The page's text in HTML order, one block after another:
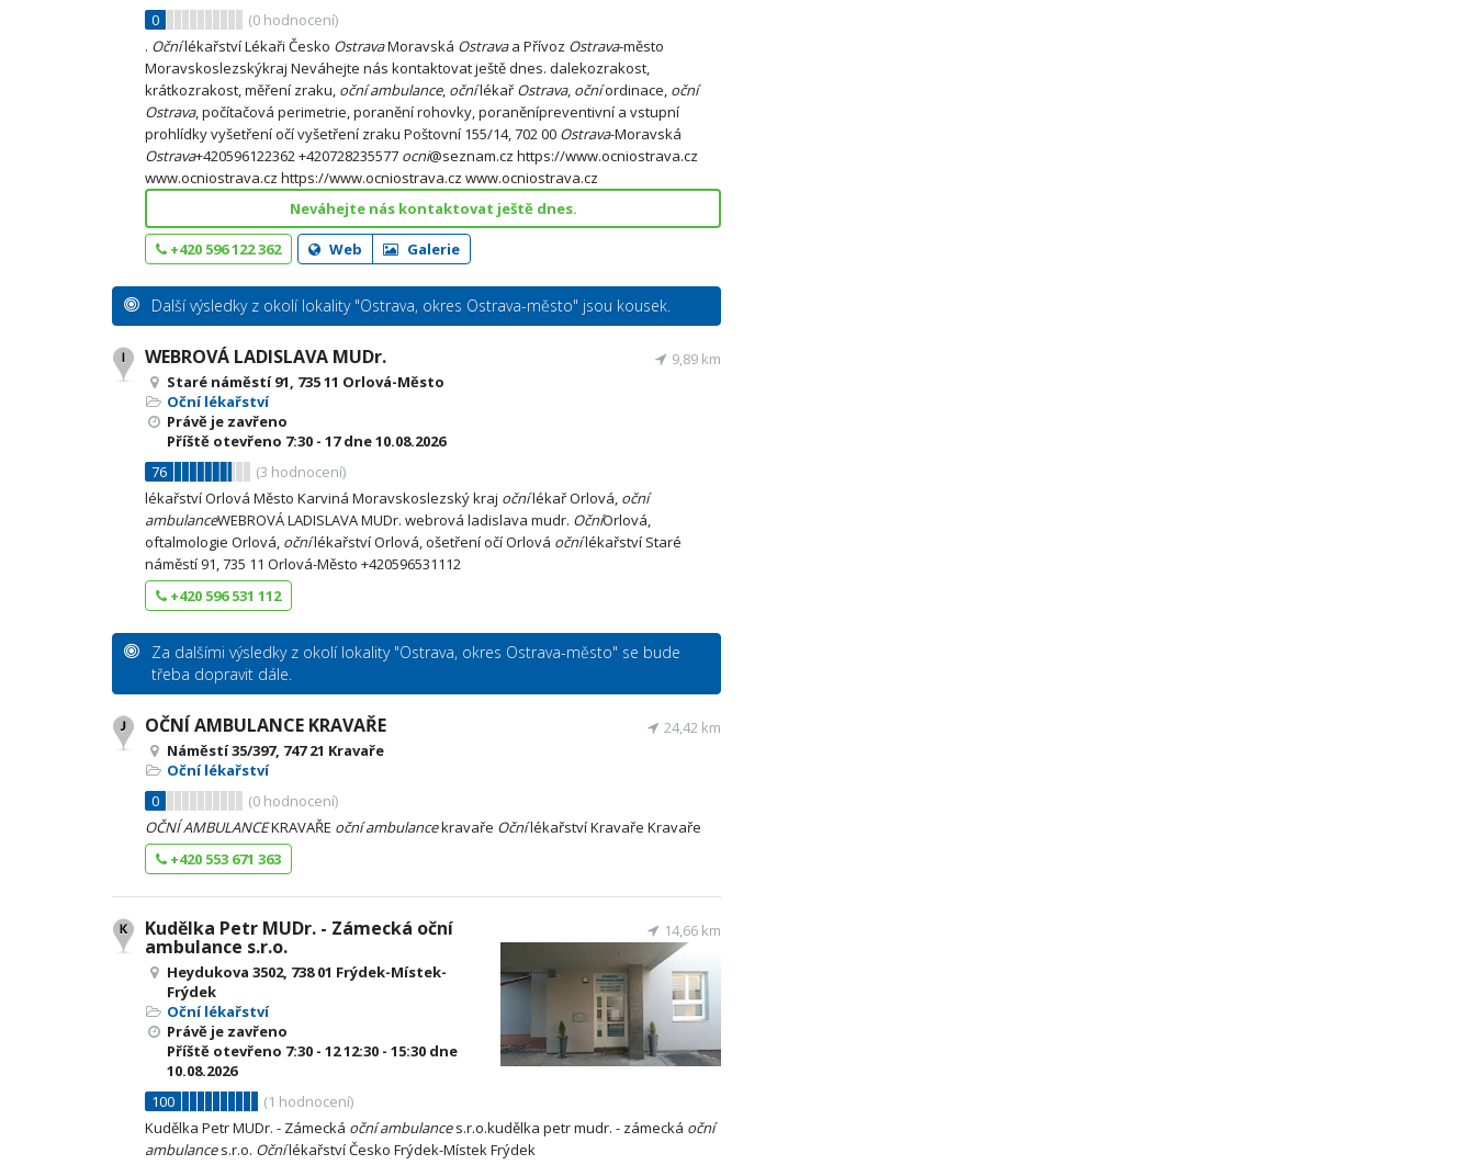
0
(0 hodnocení)
. Očnílékařství Lékaři Česko OstravaMoravská Ostravaa Přívoz Ostrava-město
Moravskoslezskýkraj Neváhejte nás kontaktovat ještě dnes. dalekozrakost,
krátkozrakost, měření zraku, oční ambulance, očnílékař Ostrava, očníordinace, oční
Ostrava, počítačová perimetrie, poranění rohovky, poraněnípreventivní a vstupní
prohlídky vyšetření očí vyšetření zraku Poštovní 155/14, 702 00 Ostrava-Moravská
Ostrava+420596122362 +420728235577 ocni@seznam.cz https://www.ocniostrava.cz
www.ocniostrava.cz https://www.ocniostrava.cz www.ocniostrava.cz
Neváhejte nás kontaktovat ještě dnes.
+420 596 122 362 Web Galerie
Další výsledky z okolí lokality "Ostrava, okres Ostrava-město" jsou kousek.
WEBROVÁ LADISLAVA MUDr.
Staré náměstí 91, 735 11 Orlová-Město
Oční lékařství
Právě je zavřeno
Příště otevřeno 7:30 - 17dne 10.08.2026
76
(3 hodnocení)
9,89 km
lékařství Orlová Město Karviná Moravskoslezský kraj očnílékař Orlová, oční
ambulanceWEBROVÁ LADISLAVA MUDr. webrová ladislava mudr. OčníOrlová,
oftalmologie Orlová, očnílékařství Orlová, ošetření očí Orlová očnílékařství Staré
náměstí 91, 735 11 Orlová-Město +420596531112
+420 596 531 112
Za dalšími výsledky z okolí lokality "Ostrava, okres Ostrava-město" se bude
třeba dopravit dále.
OČNÍ AMBULANCE KRAVAŘE
Náměstí 35/397, 747 21 Kravaře
Oční lékařství
0
(0 hodnocení)
24,42 km
OČNÍAMBULANCEKRAVAŘE oční ambulancekravaře Očnílékařství Kravaře Kravaře
+420 553 671 363
Kudělka Petr MUDr. - Zámecká oční
ambulance s.r.o.
Heydukova 3502, 738 01 Frýdek-Místek-
Frýdek
Oční lékařství
Právě je zavřeno
Příště otevřeno 7:30 - 1212:30 - 15:30 dne
10.08.2026
100
(1 hodnocení)
14,66 km
Kudělka Petr MUDr. - Zámecká oční ambulances.r.o.kudělka petr mudr. - zámecká oční
ambulances.r.o. Očnílékařství Česko Frýdek-Místek Frýdek